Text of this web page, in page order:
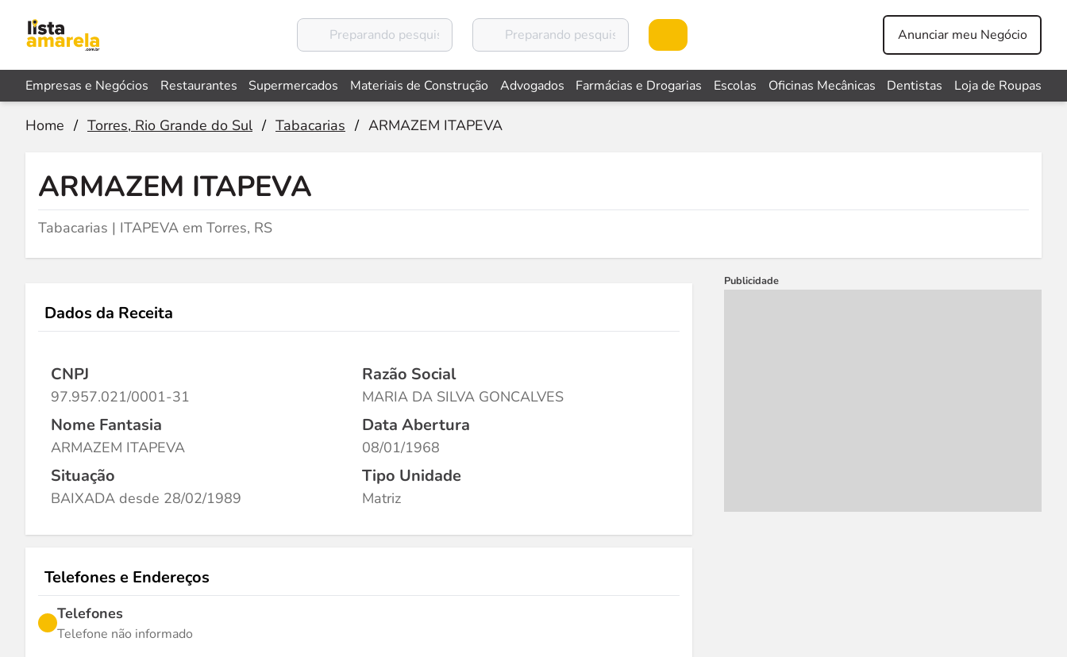
Anunciar meu Negócio
Empresas e Negócios Restaurantes Supermercados Materiais de Construção Advogados Farmácias e Drogarias Escolas Oficinas Mecânicas Dentistas Loja de Roupas
Home / Torres, Rio Grande do Sul / Tabacarias / ARMAZEM ITAPEVA
ARMAZEM ITAPEVA
Tabacarias | ITAPEVA em Torres, RS
Dados da Receita
CNPJ
97.957.021/0001-31
Razão Social
MARIA DA SILVA GONCALVES
Nome Fantasia
ARMAZEM ITAPEVA
Data Abertura
08/01/1968
Situação
BAIXADA desde 28/02/1989
Tipo Unidade
Matriz
Telefones e Endereços
Telefones
Telefone não informado
Publicidade